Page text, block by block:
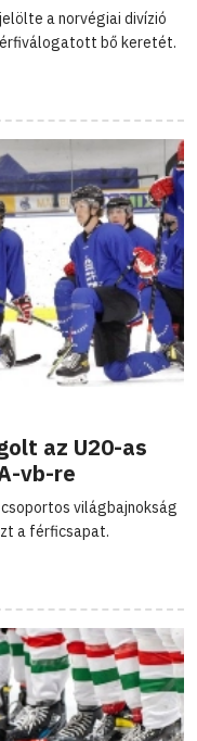
a norvégiai divízió
bő keretét.
az U20-as
vb-re
világbajnokság
a férficsapat.